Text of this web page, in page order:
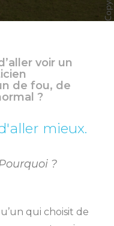
voir un
de fou, de
?
mieux.
?
qui choisit de